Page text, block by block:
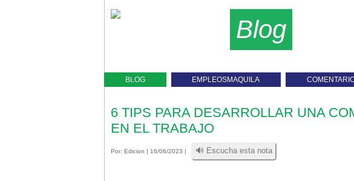
Blog
BLOG EMPLEOSMAQUILA
6 TIPS PARA DESARROLLAR UNA
EN EL TRABAJO
Por: Edicion | 16/06/2023 | 🔊 Escucha esta nota